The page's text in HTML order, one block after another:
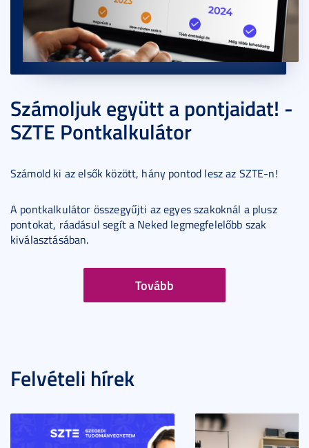
Számoljuk együtt a pontjaidat! -
SZTE Pontkalkulátor
Számold ki az elsők között, hány pontod lesz az SZTE-n!
A pontkalkulátor összegyűjti az egyes szakoknál a plusz
pontokat, ráadásul segít a Neked legmegfelelőbb szak
kiválasztásában.
Tovább
Felvételi hírek